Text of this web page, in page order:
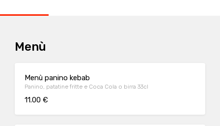
Menù
Menù panino kebab
Panino, patatine fritte e Coca Cola o birra 33cl
11.00 €